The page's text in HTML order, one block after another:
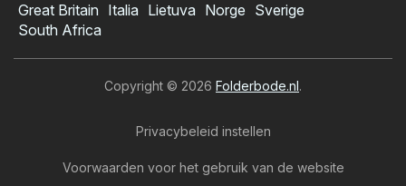
Great Britain Italia Lietuva Norge Sverige
South Africa
Copyright © 2026 Folderbode.nl.
Privacybeleid instellen
Voorwaarden voor het gebruik van de website